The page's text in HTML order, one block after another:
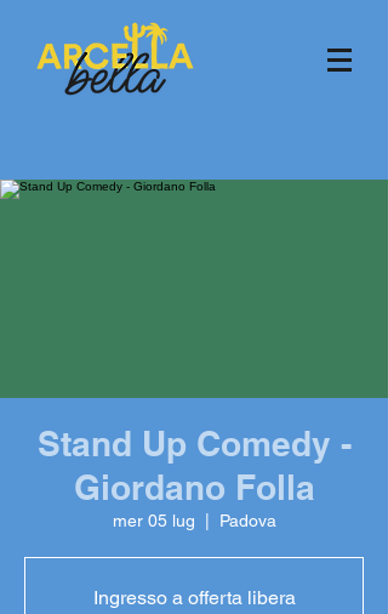
Stand Up Comedy -
Giordano Folla
mer 05 lug Padova
Ingresso a offerta libera